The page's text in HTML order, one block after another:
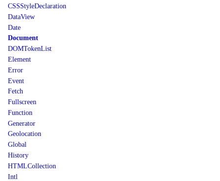
CSSStyleDeclaration
DataView
Date
Document
DOMTokenList
Element
Error
Event
Fetch
Fullscreen
Function
Generator
Geolocation
Global
History
HTMLCollection
Intl